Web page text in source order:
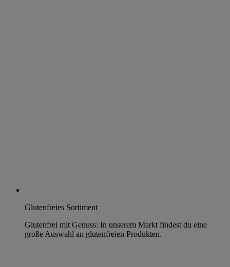
Glutenfreies Sortiment
Glutenfrei mit Genuss: In unserem Markt findest du eine
große Auswahl an glutenfreien Produkten.